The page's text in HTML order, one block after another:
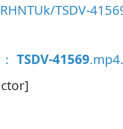
TSDV-
TSDV-41569